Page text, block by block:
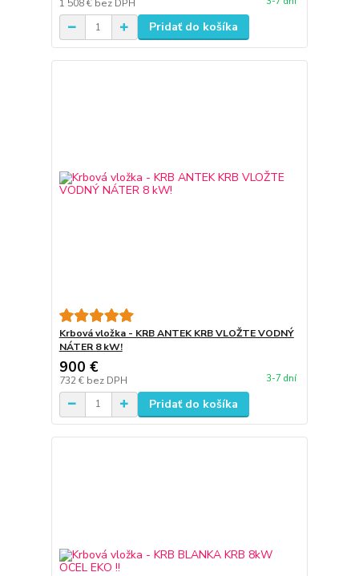
1 508 € bez DPH
Pridať do košíka
Krbová vložka - KRB ANTEK KRB VLOŽTE VODNÝ
NÁTER 8 kW!
900 €
732 € bez DPH 3-7 dní
Pridať do košíka